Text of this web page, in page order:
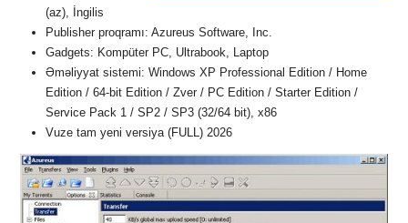
(az), İngilis
Publisher proqramı: Azureus Software, Inc.
Gadgets: Kompüter PC, Ultrabook, Laptop
Əməliyyat sistemi: Windows XP Professional Edition / Home
Edition / 64-bit Edition / Zver / PC Edition / Starter Edition /
Service Pack 1 / SP2 / SP3 (32/64 bit), x86
Vuze tam yeni versiya (FULL) 2026